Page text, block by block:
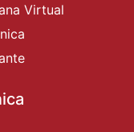
Virtual